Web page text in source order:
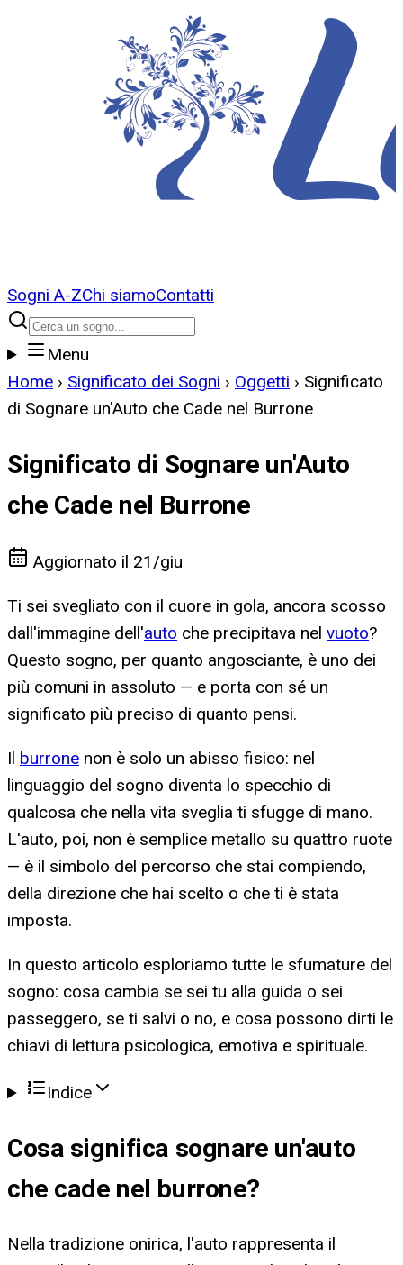
Sogni A-ZChi siamoContatti
Menu
Home › Significato dei Sogni › Oggetti › Significato
di Sognare un'Auto che Cade nel Burrone
Significato di Sognare un'Auto
che Cade nel Burrone
Aggiornato il 21/giu
Ti sei svegliato con il cuore in gola, ancora scosso
dall'immagine dell'auto che precipitava nel vuoto?
Questo sogno, per quanto angosciante, è uno dei
più comuni in assoluto — e porta con sé un
significato più preciso di quanto pensi.
Il burrone non è solo un abisso fisico: nel
linguaggio del sogno diventa lo specchio di
qualcosa che nella vita sveglia ti sfugge di mano.
L'auto, poi, non è semplice metallo su quattro ruote
— è il simbolo del percorso che stai compiendo,
della direzione che hai scelto o che ti è stata
imposta.
In questo articolo esploriamo tutte le sfumature del
sogno: cosa cambia se sei tu alla guida o sei
passeggero, se ti salvi o no, e cosa possono dirti le
chiavi di lettura psicologica, emotiva e spirituale.
Indice
Cosa significa sognare un'auto
che cade nel burrone?
Nella tradizione onirica, l'auto rappresenta il